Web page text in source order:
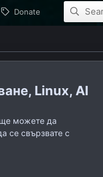
Donate
Linux, AI
ще можете да
се свързвате с